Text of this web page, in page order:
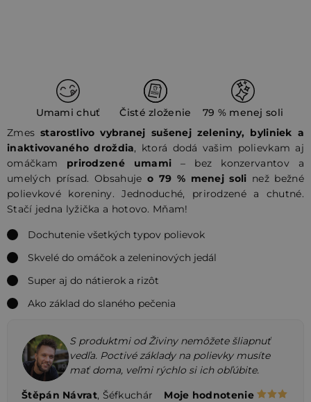
Umami chuť Čisté zloženie
79 % menej soli
Zmesstarostlivo vybranej sušenej zeleniny, byliniek a
inaktivovaného droždia, ktorá dodá vašim polievkam aj
omáčkam prirodzené umami – bez konzervantov a
umelých prísad. Obsahuje o 79 % menej soli než bežné
polievkové koreniny. Jednoduché, prirodzené a chutné.
Stačí jedna lyžička a hotovo. Mňam!
Dochutenie všetkých typov polievok
Skvelé do omáčok a zeleninových jedál
Super aj do nátierok a rizôt
Ako základ do slaného pečenia
S produktmi od Živiny nemôžete šliapnuť
vedľa. Poctivé základy na polievky musíte
mať doma, veľmi rýchlo si ich obľúbite.
Štěpán Návrat, Šéfkuchár
Moje hodnotenie